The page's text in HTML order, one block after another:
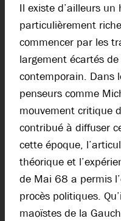
Il existe d’ailleurs
particulièrement
commencer par les
largement écartés
contemporain. Dans
penseurs comme
mouvement critique
contribué à diffuser
cette époque,
théorique et
de Mai 68 a permis
procès politiques.
maoïstes de la